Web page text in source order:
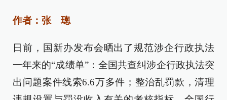
作者：张 璁
日前，国新办发布会晒出了规范涉企行政执法
一年来的“成绩单”：全国共查纠涉企行政执法突
出问题案件线索6.6万多件；整治乱罚款，清理